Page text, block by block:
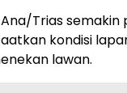
Trias semakin
kondisi
lawan.